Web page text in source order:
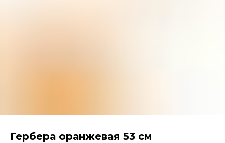
Гербера оранжевая 53 см